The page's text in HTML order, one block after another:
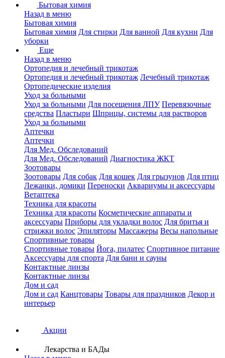
Бытовая химия
Назад в меню
Бытовая химия
Бытовая химия Для стирки Для ванной Для кухни Для
уборки
Еще
Назад в меню
Ортопедия и лечебный трикотаж
Ортопедия и лечебный трикотаж Лечебный трикотаж
Ортопедические изделия
Уход за больными
Уход за больными Для посещения ЛПУ Перевязочные
средства Пластыри Шприцы, системы для растворов
Уход за больными
Аптечки
Аптечки
Для Мед. Обследований
Для Мед. Обследований Диагностика ЖКТ
Зоотовары
Зоотовары Для собак Для кошек Для грызунов Для птиц
Лежанки, домики Переноски Аквариумы и аксессуары
Ветаптека
Техника для красоты
Техника для красоты Косметические аппараты и
аксессуары Приборы для укладки волос Для бритья и
стрижки волос Эпиляторы Массажеры Весы напольные
Спортивные товары
Спортивные товары Йога, пилатес Спортивное питание
Аксессуары для спорта Для бани и сауны
Контактные линзы
Контактные линзы
Дом и сад
Дом и сад Канцтовары Товары для праздников Декор и
интерьер
Акции
Лекарства и БАДы